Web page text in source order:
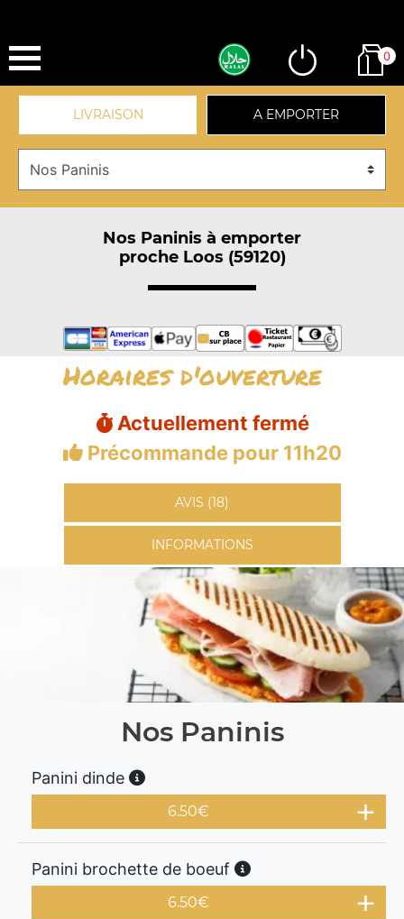
0
LIVRAISON A EMPORTER
Nos Paninis à emporter
proche Loos (59120)
Horaires d'ouverture
Actuellement fermé
Précommande pour 11h20
AVIS (18)
INFORMATIONS
Nos Paninis
Panini dinde
6.50€
Panini brochette de boeuf
6.50€